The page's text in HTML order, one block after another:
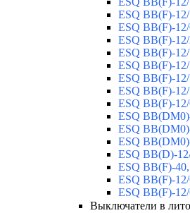
ESQ ВВ(F)-
ESQ BB(F)-
ESQ BB(F)-
ESQ BB(F)-
ESQ BB(F)-
ESQ ВВ(F)-
ESQ ВВ(F)-
ESQ BB(F)-
ESQ
ESQ
ESQ
ESQ BB(D)-
ESQ ВВ(F)-
ESQ ВВ(F)-
ESQ ВВ(F)-
Выключатели в